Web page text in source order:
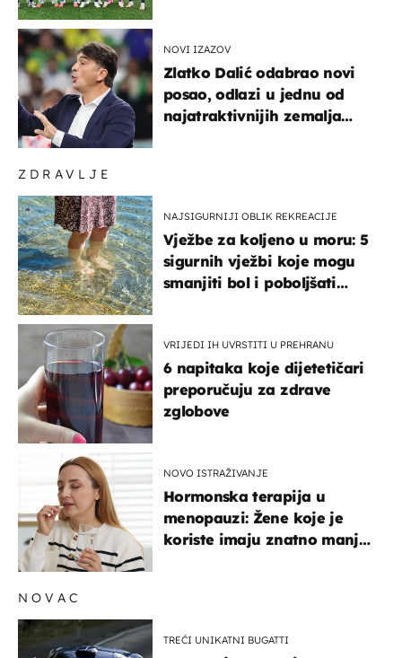
ZDRAVLJE
NAJSIGURNIJI OBLIK REKREACIJE
Vježbe za koljeno u moru: 5
sigurnih vježbi koje mogu
smanjiti bol i poboljšati
VRIJEDI IH UVRSTITI U PREHRANU
6 napitaka koje dijetetičari
preporučuju za zdrave
zglobove
NOVO ISTRAŽIVANJE
Hormonska terapija u
menopauzi: Žene koje je
koriste imaju znatno manji
NOVI IZAZOV
Zlatko Dalić odabrao novi
posao, odlazi u jednu od
najatraktivnijih zemalja
NOVAC
TREĆI UNIKATNI BUGATTI